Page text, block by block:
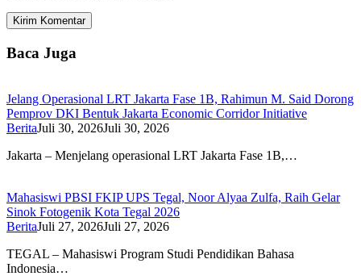
Baca Juga
Jelang Operasional LRT Jakarta Fase 1B, Rahimun M. Said Dorong
Pemprov DKI Bentuk Jakarta Economic Corridor Initiative
BeritaJuli 30, 2026Juli 30, 2026
Jakarta – Menjelang operasional LRT Jakarta Fase 1B,…
Mahasiswi PBSI FKIP UPS Tegal, Noor Alyaa Zulfa, Raih Gelar
Sinok Fotogenik Kota Tegal 2026
BeritaJuli 27, 2026Juli 27, 2026
TEGAL – Mahasiswi Program Studi Pendidikan Bahasa
Indonesia…